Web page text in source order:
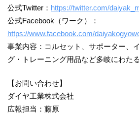
公式Twitter： https://twitter.com/
公式Facebook（ワーク）：
https://www.facebook.com/
事業内容：コルセット、サポーター、
グ・トレーニング用品など多岐にわた
【お問い合わせ】
ダイヤ工業株式会社
広報担当：藤原